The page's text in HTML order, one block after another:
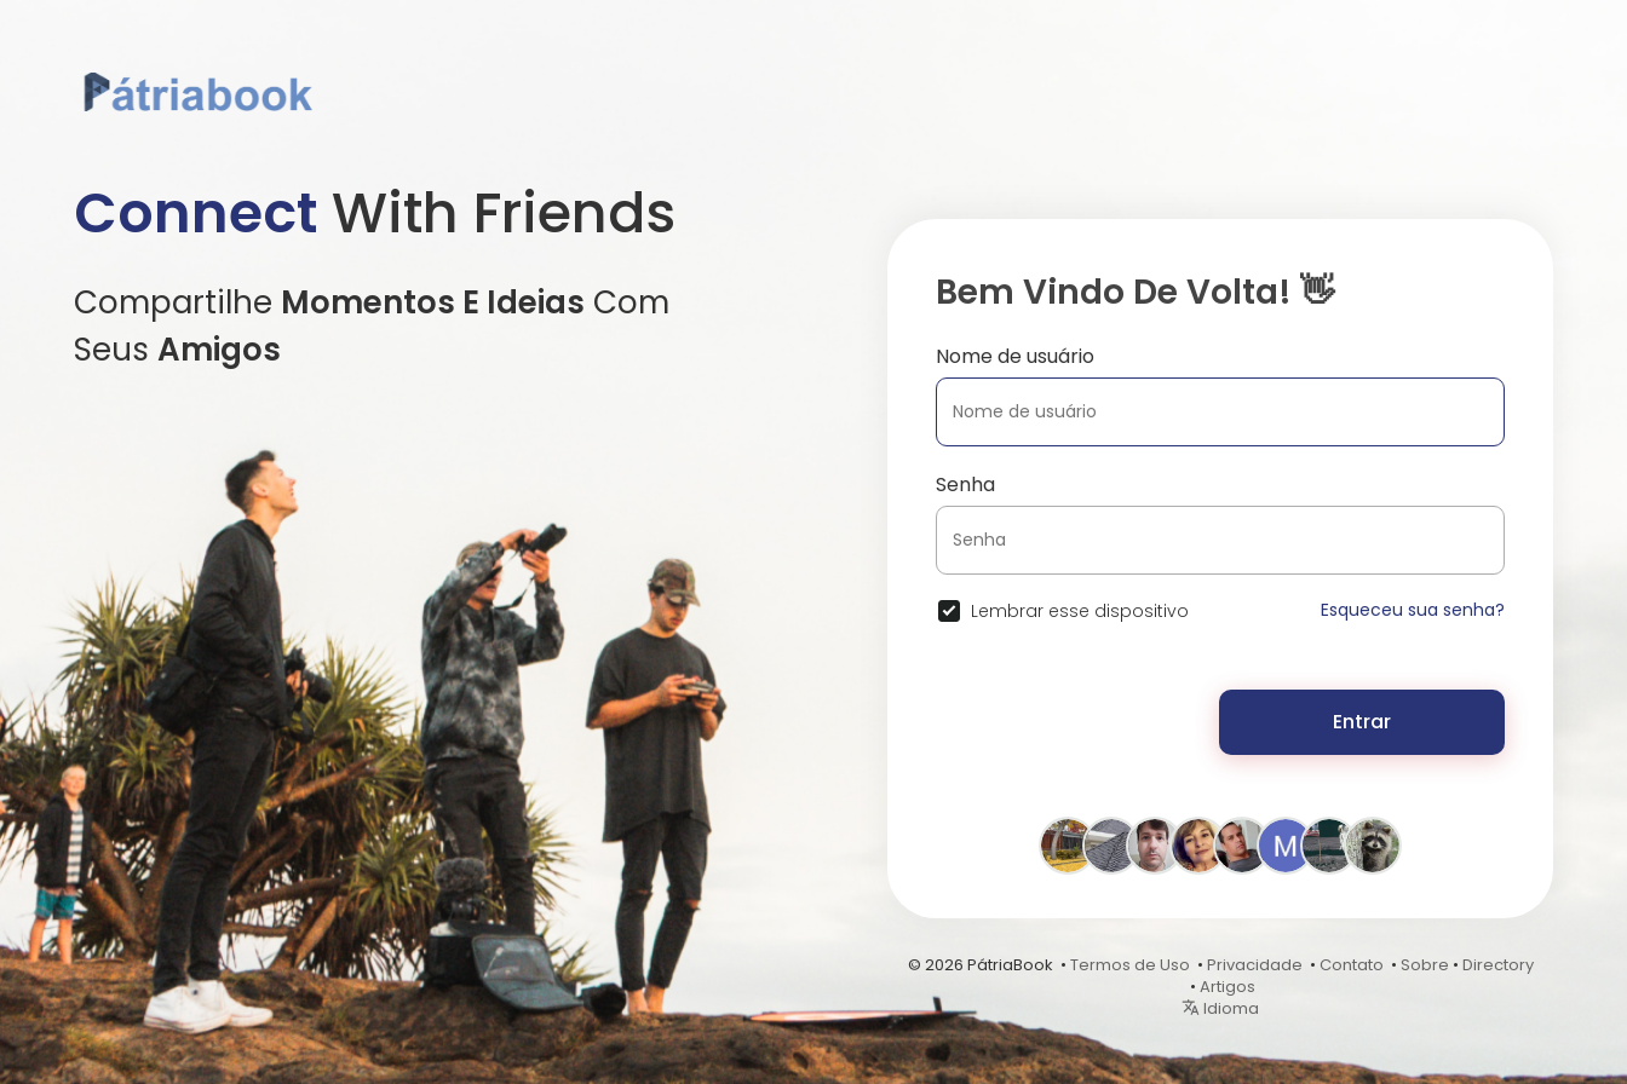
Connect With Friends
Compartilhe Momentos E Ideias Com
Seus Amigos
Bem Vindo De Volta! 👋
Nome de usuário
Senha
Lembrar esse dispositivo Esqueceu sua senha?
Entrar
© 2026 PátriaBook • Termos de Uso • Privacidade • Contato • Sobre • Directory
• Artigos
Idioma